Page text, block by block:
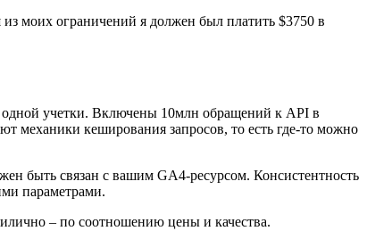
моих ограничений я должен был платить $3750 в
одной учетки. Включены 10млн обращений к API в
механики кеширования запросов, то есть где-то можно
быть связан с вашим GA4-ресурсом. Консистентность
параметрами.
– по соотношению цены и качества.